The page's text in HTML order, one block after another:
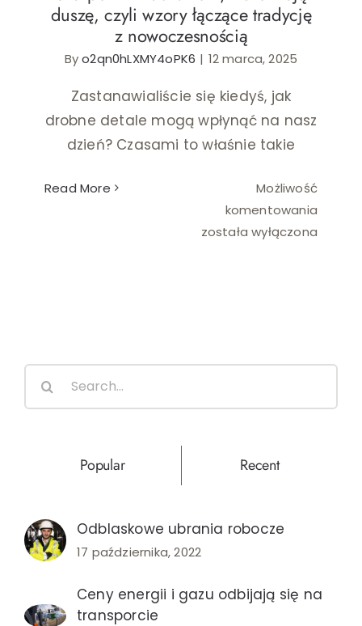
Ślub i wesele
Wystrój wnętrz
duszę, czyli wzory łączące tradycję
z nowoczesnością
Byo2qn0hLXMY4oPK6 | 12 marca, 2025
Zastanawialiście się kiedyś, jak
drobne detale mogą wpłynąć na nasz
dzień? Czasami to właśnie takie
Read More
Możliwość
komentowania
wzory
została wyłączona
Popular Recent
Odblaskowe ubrania robocze
17 października, 2022
Ceny energii i gazu odbijają się na
transporcie